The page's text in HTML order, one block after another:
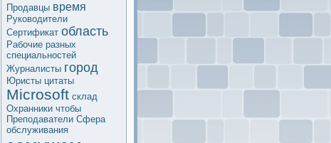
Продавцы время
Руководители
Сертификaт область
Рабочие разных
специальностей
Журналисты город
Юристы цитаты
Microsoft склад
Охранники чтобы
Преподаватели Сфера
обслуживания